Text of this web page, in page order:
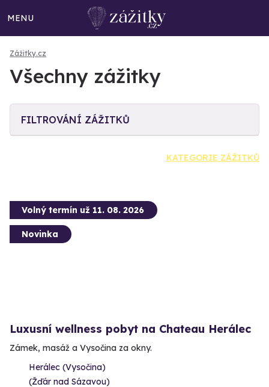
MENU
Zážitky.cz
Všechny zážitky
FILTROVÁNÍ ZÁŽITKŮ
KATEGORIE ZÁŽITKŮ
Volný termín už 11. 08. 2026
Novinka
Luxusní wellness pobyt na Chateau Herálec
Zámek, masáž a Vysočina za okny.
Herálec (Vysočina)
(Žďár nad Sázavou)